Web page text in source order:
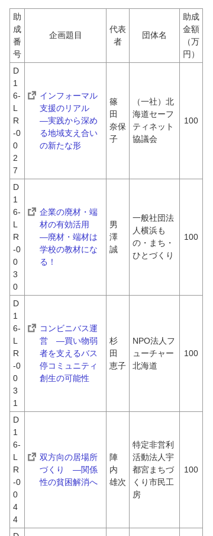
助
成
番
号
企画題目
代表
者
団体名
助成
金額
（万
円）
D
1
6-
L
R
-0
0
2
7
インフォーマル
支援のリアル
―実践から深め
る地域支え合い
の新たな形
篠
田
奈保
子
（一社）北
海道セーフ
ティネット
協議会
100
D
1
6-
L
R
-0
0
3
0
企業の廃材・端
材の有効活用
―廃材・端材は
学校の教材にな
る！
男
澤
誠
一般社団法
人横浜も
の・まち・
ひとづくり
100
D
1
6-
L
R
-0
0
3
1
コンビニバス運
営　―買い物弱
者を支えるバス
停コミュニティ
創生の可能性
杉
田
恵子
NPO法人フ
ューチャー
北海道
100
D
1
6-
L
R
-0
0
4
4
双方向の居場所
づくり　―関係
性の貧困解消へ
陣
内
雄次
特定非営利
活動法人宇
都宮まちづ
くり市民工
房
100